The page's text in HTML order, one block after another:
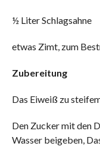
½ Liter Schlagsahne
etwas Zimt, zum
Zubereitung
Das Eiweiß zu
Den Zucker mit den
Wasser beigeben,